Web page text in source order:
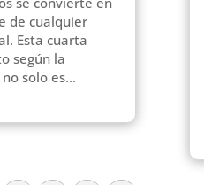
de cualquier
Esta cuarta
según la
solo es...